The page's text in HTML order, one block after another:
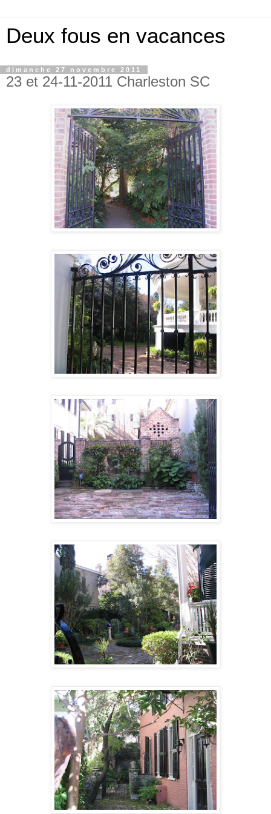
Deux fous en vacances
dimanche 27 novembre 2011
23 et 24-11-2011 Charleston SC